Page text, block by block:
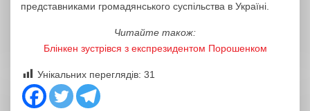
представниками громадянського суспільства в Україні.
Читайте також:
Блінкен зустрівся з експрезидентом Порошенком
Унікальних переглядів: 31